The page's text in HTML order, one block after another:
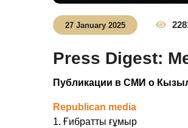
27 January 2025
Press Digest:
Публикации в СМИ о
Republican media
1. Ғибратты ғұмыр